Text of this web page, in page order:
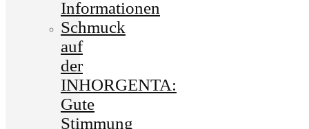
Informationen
Schmuck
auf
der
INHORGENTA:
Gute
Stimmung